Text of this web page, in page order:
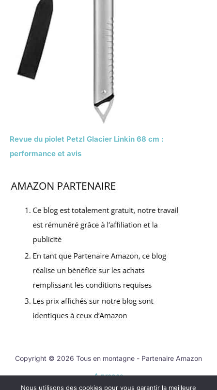
Revue du piolet Petzl Glacier Linkin 68 cm :
performance et avis
Copyright © 2026 Tous en montagne - Partenaire Amazon
A propos
Nous utilisons des cookies pour vous garantir la meilleure